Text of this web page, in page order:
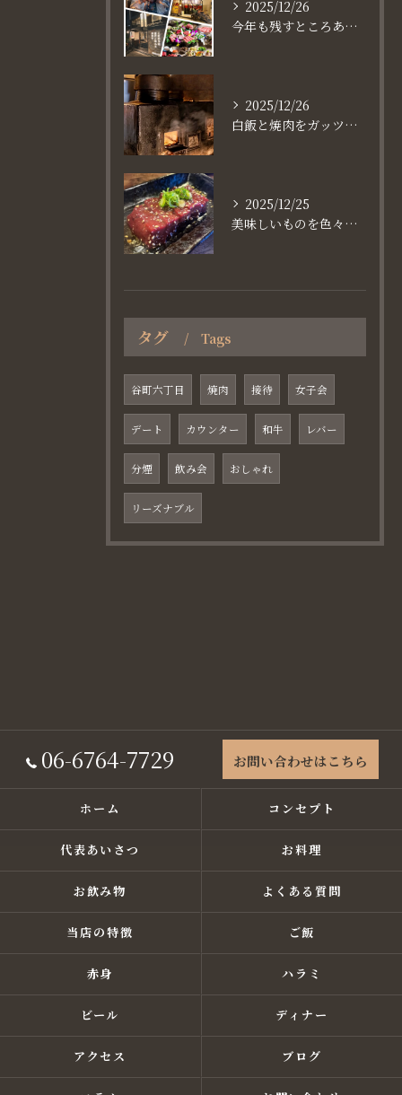
2025/12/26
今年も残すところあと、6日。
2025/12/26
白飯と焼肉をガッツり食べたいなら
2025/12/25
美味しいものを色々楽しめるのが #お店で焼肉
タグ Tags
谷町六丁目 焼肉 接待 女子会
デート カウンター 和牛 レバー
分煙 飲み会 おしゃれ
リーズナブル
06-6764-7729 お問い合わせはこちら
ホーム コンセプト
代表あいさつ お料理
お飲み物 よくある質問
当店の特徴 ご飯
赤身 ハラミ
ビール ディナー
アクセス ブログ